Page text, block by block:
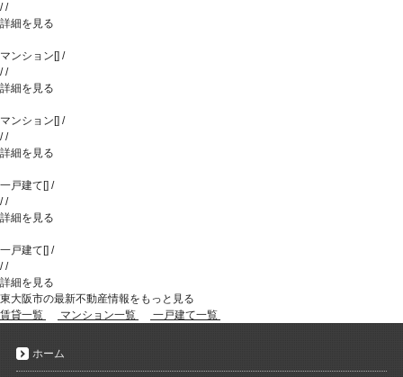
//
詳細を見る
マンション [] /
//
詳細を見る
マンション [] /
//
詳細を見る
一戸建て [] /
//
詳細を見る
一戸建て [] /
//
詳細を見る
東大阪市の最新不動産情報をもっと見る
賃貸一覧
マンション一覧 一戸建て一覧
ホーム